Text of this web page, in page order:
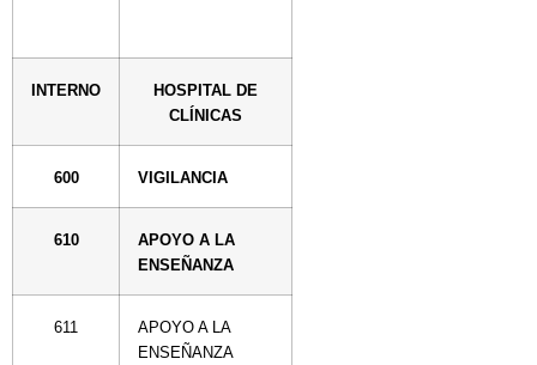
INTERNO
HOSPITAL DE
CLÍNICAS
600 VIGILANCIA
610
APOYO A LA
ENSEÑANZA
611
APOYO A LA
ENSEÑANZA